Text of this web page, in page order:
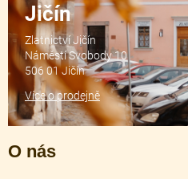
O nás
Jičín
Zlatnictví Jičín
Náměstí Svobody 10
506 01 Jičín
Více o prodejně